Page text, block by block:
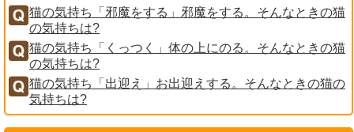
猫の気持ち「邪魔をする」邪魔をする。そんなときの猫
の気持ちは?
猫の気持ち「くっつく」体の上にのる。そんなときの猫
の気持ちは?
猫の気持ち「出迎え」お出迎えする。そんなときの猫の
気持ちは?